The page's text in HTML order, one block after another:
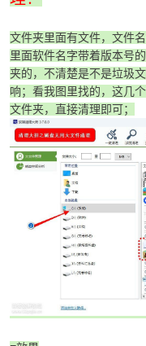
cn
文件夹里面有文件，文件
里面软件名字带着版本号
夹的，不清楚是不是垃圾
响；看我图里找的，这几
文件夹，直接清理即可；